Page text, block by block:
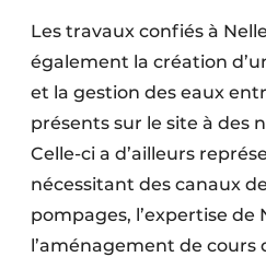
Les travaux confiés à
également la création
et la gestion des eaux
présents sur le site à des
Celle-ci a d’ailleurs
nécessitant des canaux
pompages, l’expertise de
l’aménagement de cours